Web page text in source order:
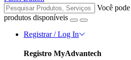
Você
produtos disponíveis
Registrar / Log In
Registro MyAdvantech